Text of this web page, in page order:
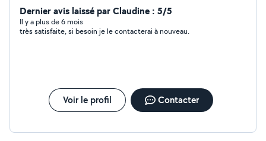
Dernier avis laissé par Claudine : 5/5
Il y a plus de 6 mois
très satisfaite, si besoin je le contacterai à nouveau.
Voir le profil Contacter